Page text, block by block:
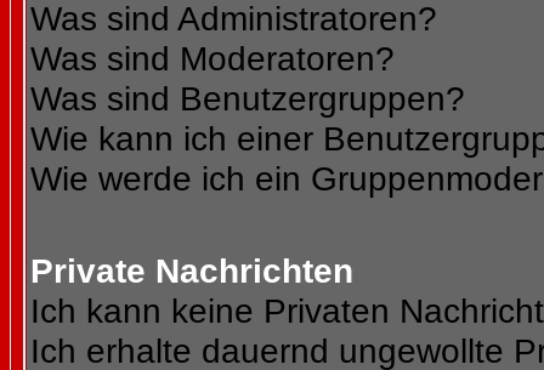
Was sind Administratoren?
Was sind Moderatoren?
Was sind Benutzergruppen?
Wie kann ich einer
Wie werde ich ein
Private Nachrichten
Ich kann keine Privaten
Ich erhalte dauernd ungewollte